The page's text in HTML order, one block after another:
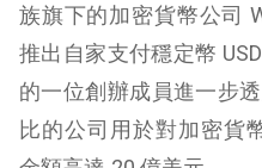
族旗下的加密貨幣公司
推出自家支付穩定幣
的一位創辦成員進一步
比的公司用於對加密貨